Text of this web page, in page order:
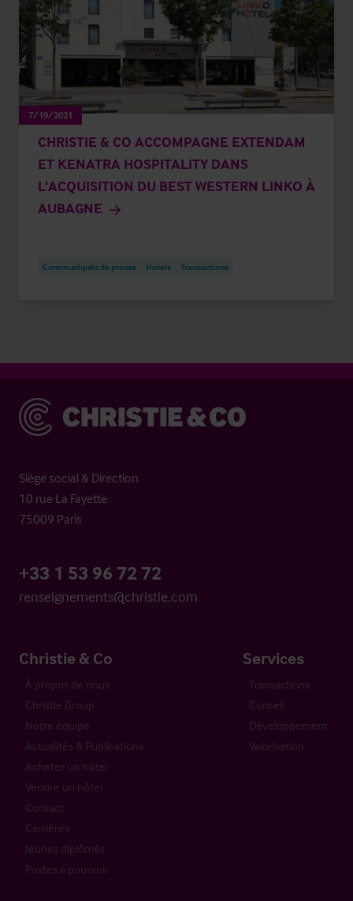
7/19/2021
CHRISTIE & CO ACCOMPAGNE EXTENDAM
ET KENATRA HOSPITALITY DANS
L’ACQUISITION DU BEST WESTERN LINKO À
AUBAGNE
Communiqués de presse Hotels Transactions
Christie & Co
Siège social & Direction
10 rue La Fayette
75009 Paris
+33 1 53 96 72 72
renseignements@christie.com
Christie & Co
À propos de nous
Christie Group
Notre équipe
Actualités & Publications
Acheter un hôtel
Vendre un hôtel
Contact
Carrières
Jeunes diplômés
Postes à pourvoir
Services
Transactions
Conseil
Développement
Valorisation